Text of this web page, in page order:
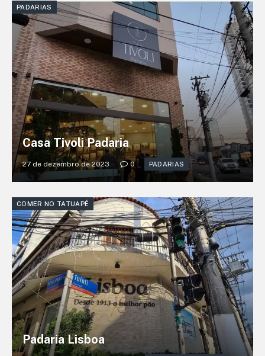
PADARIAS
Casa Tivoli Padaria
27 de dezembro de 2023 0 PADARIAS
COMER NO TATUAPÉ
Padaria Lisboa